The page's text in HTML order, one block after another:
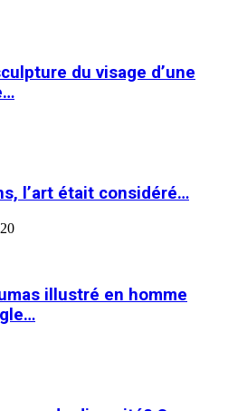
du visage d’une
l’art était considéré…
illustré en homme